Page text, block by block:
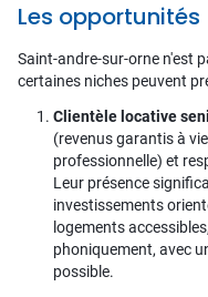
Les opportunités
Saint-andre-sur-orne n'est
certaines niches peuvent
Clientèle locative
(revenus garantis à
professionnelle) et
Leur présence
investissements
logements
phoniquement, avec
possible.